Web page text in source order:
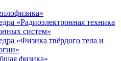
«Радиоэлектронная техника
систем»
«Физика твёрдого тела и
физика»